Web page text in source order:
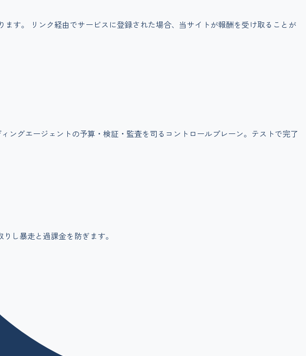
す。 リンク経由でサービスに登録された場合、当サイトが報酬を受け取ることが
ングエージェントの予算・検証・監査を司るコントロールプレーン。テストで完了
し暴走と過課金を防ぎます。